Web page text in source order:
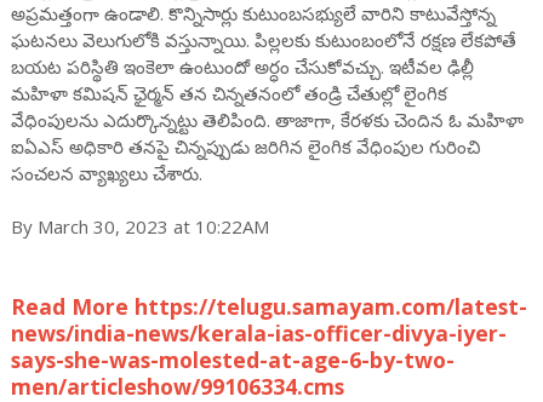
అప్రమత్తంగా ఉండాలి. కొన్నిసార్లు కుటుంబసభ్యులే వారిని కాటువేస్తోన్న
ఘటనలు వెలుగులోకి వస్తున్నాయి. పిల్లలకు కుటుంబంలోనే రక్షణ లేకపోతే
బయట పరిస్థితి ఇంకెలా ఉంటుందో అర్ధం చేసుకోవచ్చు. ఇటీవల ఢిల్లీ
మహిళా కమిషన్ ఛైర్మన్ తన చిన్నతనంలో తండ్రి చేతుల్లో లైంగిక
వేధింపులను ఎదుర్కొన్నట్టు తెలిపింది. తాజాగా, కేరళకు చెందిన ఓ మహిళా
ఐఏఎస్ అధికారి తనపై చిన్నప్పుడు జరిగిన లైంగిక వేధింపుల గురించి
సంచలన వ్యాఖ్యలు చేశారు.
By March 30, 2023 at 10:22AM
Read More https://telugu.samayam.com/latest-
news/india-news/kerala-ias-officer-divya-iyer-
says-she-was-molested-at-age-6-by-two-
men/articleshow/99106334.cms